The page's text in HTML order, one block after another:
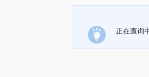
正在查询